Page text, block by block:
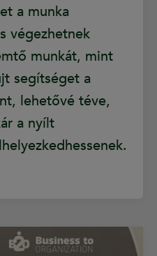
a munka
végezhetnek
munkát, mint
segítséget a
lehetővé téve,
a nyílt